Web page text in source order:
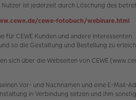
Nutzer ist jederzeit durch Löschung des
cewe-fotobuch/webinare.html
CEWE Kunden und andere
so die Gestaltung und Bestellung zu
sich über die Webseiten von CEWE
Vor- und Nachnamen und eine E-
in Verbindung setzen und ihm